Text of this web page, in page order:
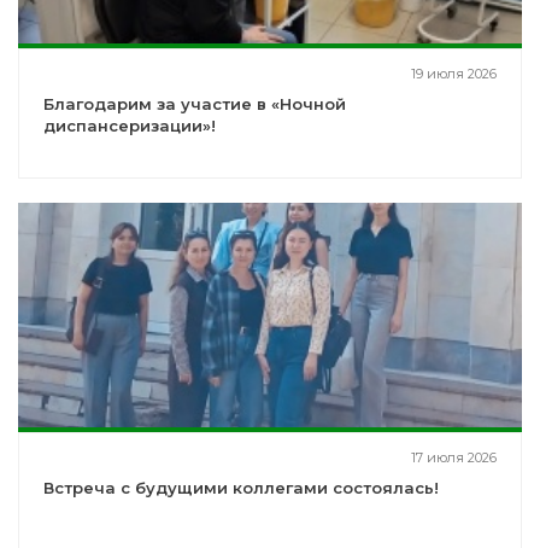
19 июля 2026
Благодарим за участие в «Ночной
диспансеризации»!
17 июля 2026
Встреча с будущими коллегами состоялась!